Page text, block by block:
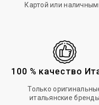
Картой или
100 % качество
Только
итальянские бренды